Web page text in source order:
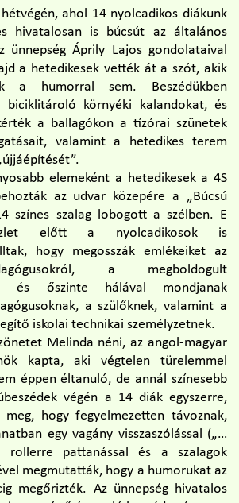
ahol 14 nyolcadikos diákunk
hivatalosan is búcsút az általános
ünnepség Áprily Lajos gondolataival
a hetedikesek vették át a szót, akik
a humorral sem. Beszédükben
biciklitároló környéki kalandokat, és
a ballagókon a tízórai szünetek
valamint a hetedikes terem
elemeként a hetedikesek a 4S
az udvar közepére a „Búcsú
színes szalag lobogott a szélben. E
előtt a nyolcadikosok is
hogy megosszák emlékeiket az
a megboldogult
és őszinte hálával mondjanak
a szülőknek, valamint a
iskolai technikai személyzetnek.
Melinda néni, az angol-magyar
kapta, aki végtelen türelemmel
éppen éltanuló, de annál színesebb
végén a 14 diák egyszerre,
meg, hogy fegyelmezetten távoznak,
egy vagány visszaszólással („…
rollerre pattanással és a szalagok
megmutatták, hogy a humorukat az
megőrizték. Az ünnepség hivatalos